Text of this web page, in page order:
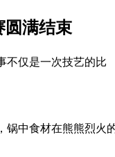
圆满结束
不仅是一次技艺的比
锅中食材在熊熊烈火